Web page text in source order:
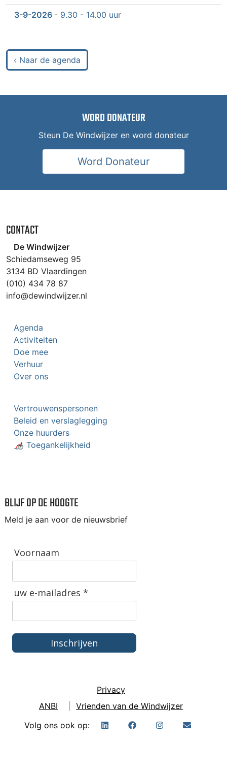
3-9-2026 - 9.30 - 14.00 uur
‹ Naar de agenda
WORD DONATEUR
Steun De Windwijzer en word donateur
Word Donateur
CONTACT
De Windwijzer
Schiedamseweg 95
3134 BD Vlaardingen
(010) 434 78 87
info@dewindwijzer.nl
Agenda
Activiteiten
Doe mee
Verhuur
Over ons
Vertrouwenspersonen
Beleid en verslaglegging
Onze huurders
🦽 Toegankelijkheid
BLIJF OP DE HOOGTE
Meld je aan voor de nieuwsbrief
Voornaam
uw e-mailadres *
Inschrijven
Privacy
ANBI
Vrienden van de Windwijzer
Volg ons ook op: